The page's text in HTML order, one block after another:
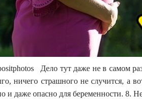
Дело тут даже не в самом
ничего страшного не случится, а
и даже опасно для беременности. 8.